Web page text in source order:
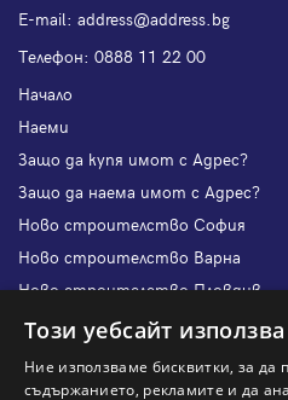
Е-mail: address@address.bg
Телефон: 0888 11 22 00
Начало
Наеми
Защо да купя имот с Адрес?
Защо да наема имот с Адрес?
Ново строителство София
Ново строителство Варна
Ново строителство Пловдив
Ново строителство Бургас
Защо да отдам имот с Адрес?
Този уебсайт
Ние използваме бисквитки, за да
съдържанието, рекламите и да